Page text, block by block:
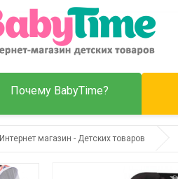
Почему BabyTime?
Интернет магазин - Детских товаров